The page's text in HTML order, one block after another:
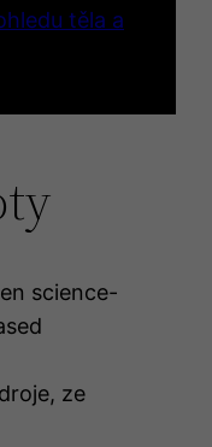
těla a
science-
ze